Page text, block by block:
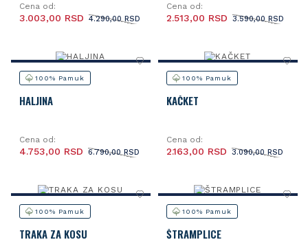
Cena od:
4.290,00 RSD
3.003,00 RSD
Cena od:
3.590,00 RSD
2.513,00 RSD
100% Pamuk
HALJINA
Cena od:
6.790,00 RSD
4.753,00 RSD
100% Pamuk
KAČKET
Cena od:
3.090,00 RSD
2.163,00 RSD
100% Pamuk
TRAKA ZA KOSU
100% Pamuk
ŠTRAMPLICE